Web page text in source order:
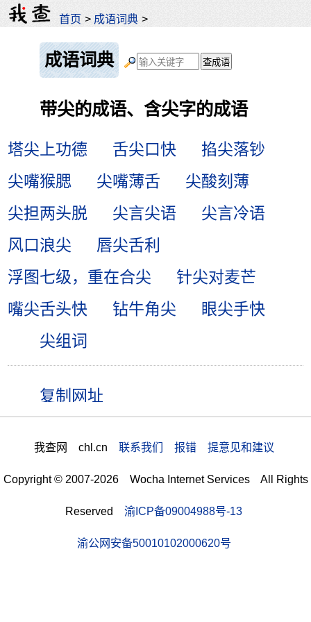
首页 > 成语词典 >
成语词典
带尖的成语、含尖字的成语
塔尖上功德 舌尖口快
掐尖落钞
尖嘴猴腮
尖嘴薄舌
尖酸刻薄
尖担两头脱
尖言尖语
尖言冷语
风口浪尖
唇尖舌利
浮图七级，重在合尖
针尖对麦芒
嘴尖舌头快
钻牛角尖
眼尖手快
尖组词
我查网 chl.cn 联系我们 报错 提意见和建议
Copyright © 2007-2026 Wocha Internet Services All Rights
Reserved 渝ICP备09004988号-13
渝公网安备50010102000620号